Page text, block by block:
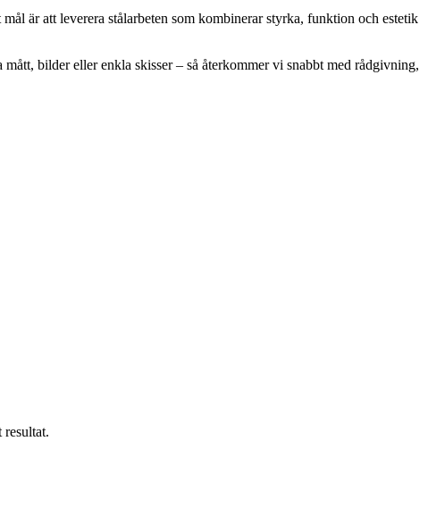
är att leverera stålarbeten som kombinerar styrka, funktion och estetik
bilder eller enkla skisser – så återkommer vi snabbt med rådgivning,